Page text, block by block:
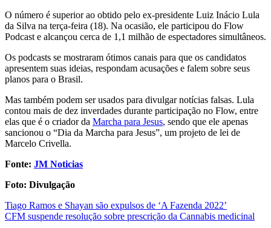
O número é superior ao obtido pelo ex-presidente Luiz Inácio Lula
da Silva na terça-feira (18). Na ocasião, ele participou do Flow
Podcast e alcançou cerca de 1,1 milhão de espectadores simultâneos.
Os podcasts se mostraram ótimos canais para que os candidatos
apresentem suas ideias, respondam acusações e falem sobre seus
planos para o Brasil.
Mas também podem ser usados para divulgar notícias falsas. Lula
contou mais de dez inverdades durante participação no Flow, entre
elas que é o criador da Marcha para Jesus, sendo que ele apenas
sancionou o “Dia da Marcha para Jesus”, um projeto de lei de
Marcelo Crivella.
Fonte: JM Noticias
Foto: Divulgação
Post
navigation
Tiago Ramos e Shayan são expulsos de ‘A Fazenda 2022’
CFM suspende resolução sobre prescrição da Cannabis medicinal